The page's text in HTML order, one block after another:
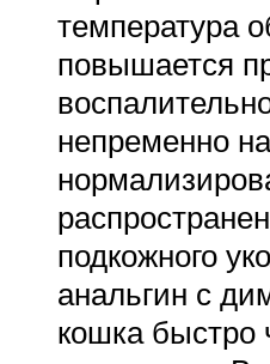
температура
повышается
непременно
подкожного
анальгин с
кошка быстро